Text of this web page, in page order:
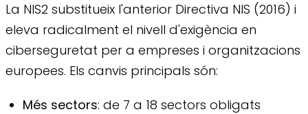
La NIS2 substitueix l'anterior Directiva NIS (2016) i
eleva radicalment el nivell d'exigència en
ciberseguretat per a empreses i organitzacions
europees. Els canvis principals són:
Més sectors: de 7 a 18 sectors obligats